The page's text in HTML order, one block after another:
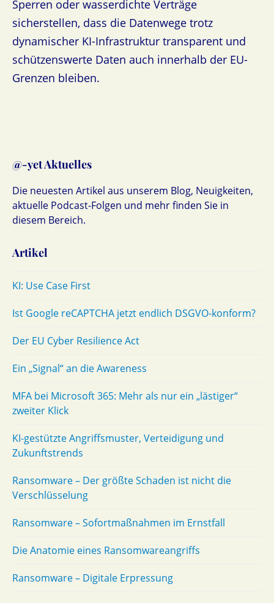
Sperren oder wasserdichte Verträge
sicherstellen, dass die Datenwege trotz
dynamischer KI-Infrastruktur transparent und
schützenswerte Daten auch innerhalb der EU-
Grenzen bleiben.
@-yet Aktuelles
Die neuesten Artikel aus unserem Blog, Neuigkeiten,
aktuelle Podcast-Folgen und mehr finden Sie in
diesem Bereich.
Artikel
KI: Use Case First
Ist Google reCAPTCHA jetzt endlich DSGVO-konform?
Der EU Cyber Resilience Act
Ein „Signal“ an die Awareness
MFA bei Microsoft 365: Mehr als nur ein „lästiger“
zweiter Klick
KI-gestützte Angriffsmuster, Verteidigung und
Zukunftstrends
Ransomware – Der größte Schaden ist nicht die
Verschlüsselung
Ransomware – Sofortmaßnahmen im Ernstfall
Die Anatomie eines Ransomwareangriffs
Ransomware – Digitale Erpressung